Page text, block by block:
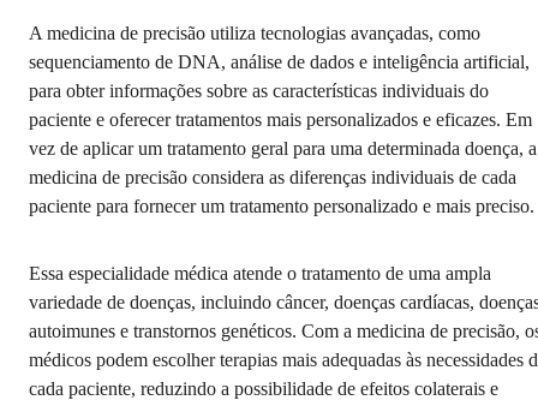
A medicina de precisão utiliza tecnologias avançadas, como
sequenciamento de DNA, análise de dados e inteligência artificial,
para obter informações sobre as características individuais do
paciente e oferecer tratamentos mais personalizados e eficazes. Em
vez de aplicar um tratamento geral para uma determinada doença, a
medicina de precisão considera as diferenças individuais de cada
paciente para fornecer um tratamento personalizado e mais preciso.
Essa especialidade médica atende o tratamento de uma ampla
variedade de doenças, incluindo câncer, doenças cardíacas,
autoimunes e transtornos genéticos. Com a medicina de precisão,
médicos podem escolher terapias mais adequadas às necessidades
cada paciente, reduzindo a possibilidade de efeitos colaterais e